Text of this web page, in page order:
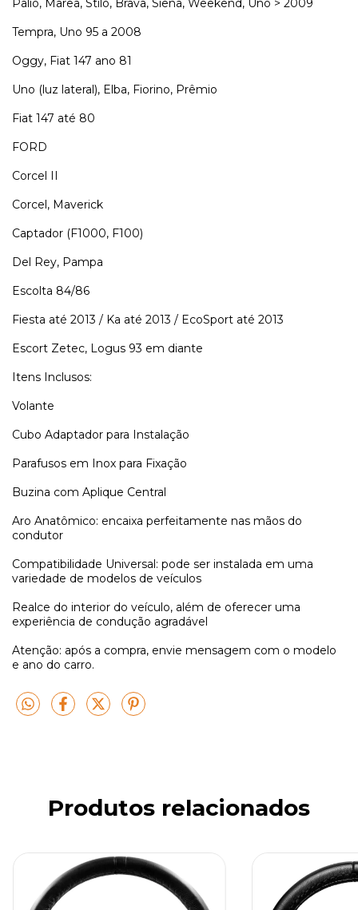
Palio, Marea, Stilo, Brava, Siena, Weekend, Uno > 2009
Tempra, Uno 95 a 2008
Oggy, Fiat 147 ano 81
Uno (luz lateral), Elba, Fiorino, Prêmio
Fiat 147 até 80
FORD
Corcel II
Corcel, Maverick
Captador (F1000, F100)
Del Rey, Pampa
Escolta 84/86
Fiesta até 2013 / Ka até 2013 / EcoSport até 2013
Escort Zetec, Logus 93 em diante
Itens Inclusos:
Volante
Cubo Adaptador para Instalação
Parafusos em Inox para Fixação
Buzina com Aplique Central
Aro Anatômico: encaixa perfeitamente nas mãos do
condutor
Compatibilidade Universal: pode ser instalada em uma
variedade de modelos de veículos
Realce do interior do veículo, além de oferecer uma
experiência de condução agradável
Atenção: após a compra, envie mensagem com o modelo
e ano do carro.
Produtos relacionados